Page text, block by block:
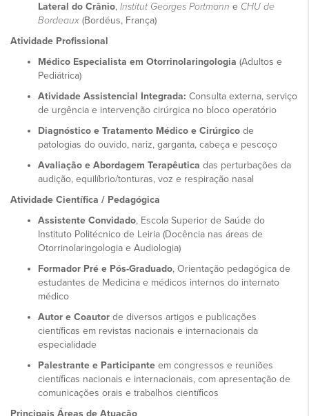
Lateral do Crânio, Institut Georges Portmann e CHU de
Bordeaux (Bordéus, França)
Atividade Profissional
Médico Especialista em Otorrinolaringologia (Adultos e
Pediátrica)
Atividade Assistencial Integrada: Consulta externa, serviço
de urgência e intervenção cirúrgica no bloco operatório
Diagnóstico e Tratamento Médico e Cirúrgico de
patologias do ouvido, nariz, garganta, cabeça e pescoço
Avaliação e Abordagem Terapêutica das perturbações da
audição, equilíbrio/tonturas, voz e respiração nasal
Atividade Científica / Pedagógica
Assistente Convidado, Escola Superior de Saúde do
Instituto Politécnico de Leiria (Docência nas áreas de
Otorrinolaringologia e Audiologia)
Formador Pré e Pós-Graduado, Orientação pedagógica de
estudantes de Medicina e médicos internos do internato
médico
Autor e Coautor de diversos artigos e publicações
científicas em revistas nacionais e internacionais da
especialidade
Palestrante e Participante em congressos e reuniões
científicas nacionais e internacionais, com apresentação de
comunicações orais e trabalhos científicos
Principais Áreas de Atuação